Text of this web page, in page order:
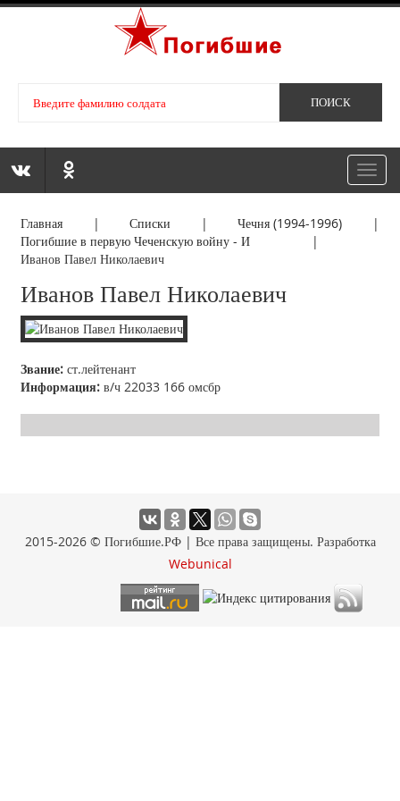
Главная |Списки |Чечня (1994-1996) |
Погибшие в первую Чеченскую войну - И |
Иванов Павел Николаевич
Иванов Павел Николаевич
Звание: ст.лейтенант
Информация: в/ч 22033 166 омсбр
2015-2026 © Погибшие.РФ | Все права защищены. Разработка
Webunical